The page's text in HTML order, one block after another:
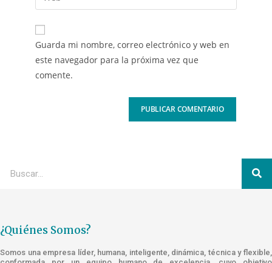
Guarda mi nombre, correo electrónico y web en
este navegador para la próxima vez que
comente.
¿Quiénes Somos?
Somos una empresa líder, humana, inteligente, dinámica, técnica y flexible,